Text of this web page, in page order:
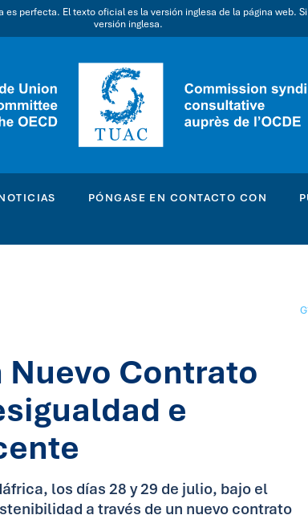
perfecta. El texto oficial es la versión inglesa de la página web.
versión inglesa.
PÓNGASE EN CONTACTO CON
Nuevo Contrato
e
los días 28 y 29 de julio, bajo el
a través de un nuevo contrato